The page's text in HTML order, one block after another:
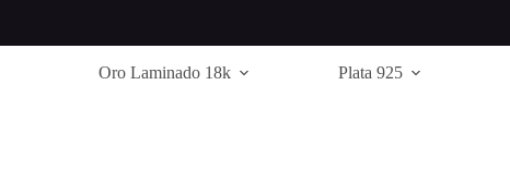
Oro Laminado 18k Plata 925